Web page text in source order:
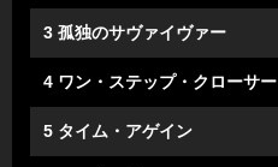
3 孤独のサヴァイヴァー
4 ワン・ステップ・クローサー
5 タイム・アゲイン